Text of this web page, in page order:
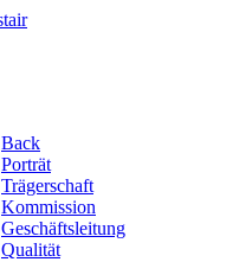
Back
Porträt
Trägerschaft
Kommission
Geschäftsleitung
Qualität